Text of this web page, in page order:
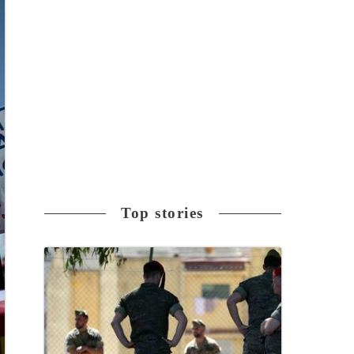
Top stories